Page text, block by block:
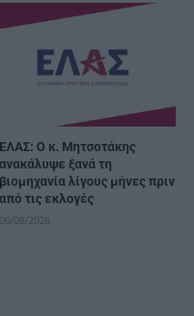
ΕΛΑΣ: Ο κ. Μητσοτάκης
ανακάλυψε ξανά τη
βιομηχανία λίγους μήνες πριν
από τις εκλογές
06/08/2026